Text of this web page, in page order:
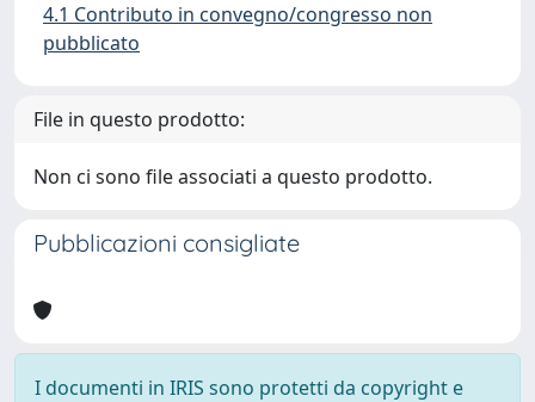
4.1 Contributo in convegno/congresso non
pubblicato
File in questo prodotto:
Non ci sono file associati a questo prodotto.
Pubblicazioni consigliate
I documenti in IRIS sono protetti da copyright e